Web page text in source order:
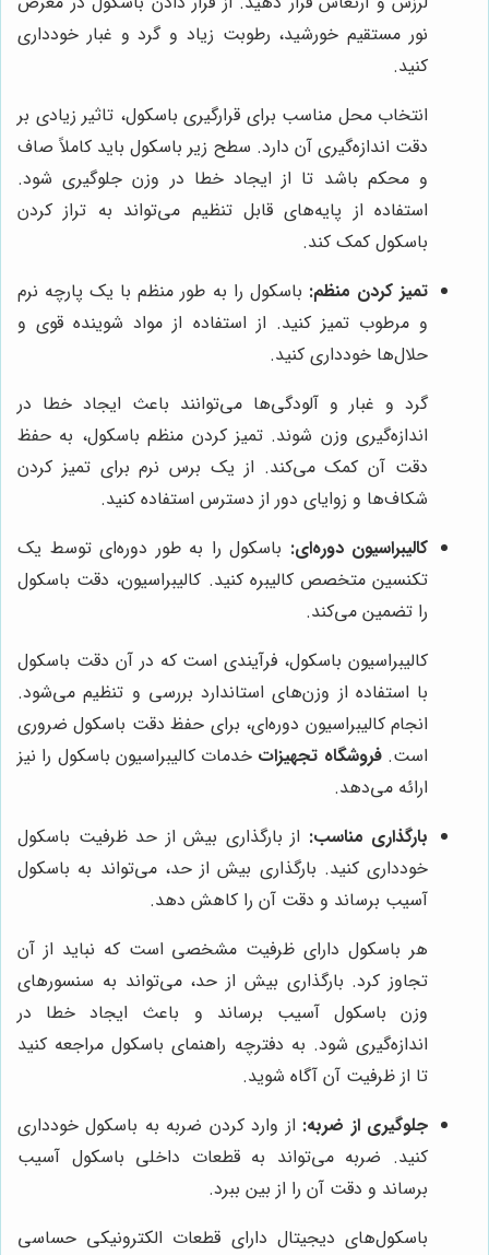
نور مستقیم خورشید، رطوبت زیاد و گرد و غبار خودداری
کنید.
انتخاب محل مناسب برای قرارگیری باسکول، تاثیر زیادی بر
دقت اندازه‌گیری آن دارد. سطح زیر باسکول باید کاملاً صاف
و محکم باشد تا از ایجاد خطا در وزن جلوگیری شود.
استفاده از پایه‌های قابل تنظیم می‌تواند به تراز کردن
باسکول کمک کند.
تمیز کردن منظم: باسکول را به طور منظم با یک پارچه نرم
و مرطوب تمیز کنید. از استفاده از مواد شوینده قوی و
حلال‌ها خودداری کنید.
گرد و غبار و آلودگی‌ها می‌توانند باعث ایجاد خطا در
اندازه‌گیری وزن شوند. تمیز کردن منظم باسکول، به حفظ
دقت آن کمک می‌کند. از یک برس نرم برای تمیز کردن
شکاف‌ها و زوایای دور از دسترس استفاده کنید.
کالیبراسیون دوره‌ای: باسکول را به طور دوره‌ای توسط یک
تکنسین متخصص کالیبره کنید. کالیبراسیون، دقت باسکول
را تضمین می‌کند.
کالیبراسیون باسکول، فرآیندی است که در آن دقت باسکول
با استفاده از وزن‌های استاندارد بررسی و تنظیم می‌شود.
انجام کالیبراسیون دوره‌ای، برای حفظ دقت باسکول ضروری
است.فروشگاه تجهیزات خدمات کالیبراسیون باسکول را نیز
ارائه می‌دهد.
بارگذاری مناسب: از بارگذاری بیش از حد ظرفیت باسکول
خودداری کنید. بارگذاری بیش از حد، می‌تواند به باسکول
آسیب برساند و دقت آن را کاهش دهد.
هر باسکول دارای ظرفیت مشخصی است که نباید از آن
تجاوز کرد. بارگذاری بیش از حد، می‌تواند به سنسورهای
وزن باسکول آسیب برساند و باعث ایجاد خطا در
اندازه‌گیری شود. به دفترچه راهنمای باسکول مراجعه کنید
تا از ظرفیت آن آگاه شوید.
جلوگیری از ضربه: از وارد کردن ضربه به باسکول خودداری
کنید. ضربه می‌تواند به قطعات داخلی باسکول آسیب
برساند و دقت آن را از بین ببرد.
باسکول‌های دیجیتال دارای قطعات الکترونیکی حساسی